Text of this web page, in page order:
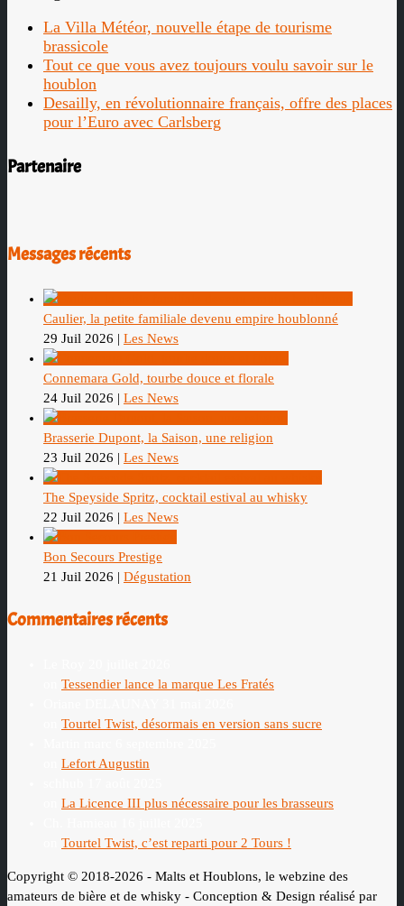
La Villa Météor, nouvelle étape de tourisme
brassicole
Tout ce que vous avez toujours voulu savoir sur le
houblon
Desailly, en révolutionnaire français, offre des places
pour l’Euro avec Carlsberg
Partenaire
Messages récents
Caulier, la petite familiale devenu empire houblonné
29 Juil 2026 | Les News
Connemara Gold, tourbe douce et florale
24 Juil 2026 | Les News
Brasserie Dupont, la Saison, une religion
23 Juil 2026 | Les News
The Speyside Spritz, cocktail estival au whisky
22 Juil 2026 | Les News
Bon Secours Prestige
21 Juil 2026 | Dégustation
Commentaires récents
Tessendier lance la marque Les Fratés
Tourtel Twist, désormais en version sans sucre
Lefort Augustin
La Licence III plus nécessaire pour les brasseurs
Tourtel Twist, c’est reparti pour 2 Tours !
Copyright © 2018-2026 - Malts et Houblons, le webzine des
amateurs de bière et de whisky - Conception & Design réalisé par